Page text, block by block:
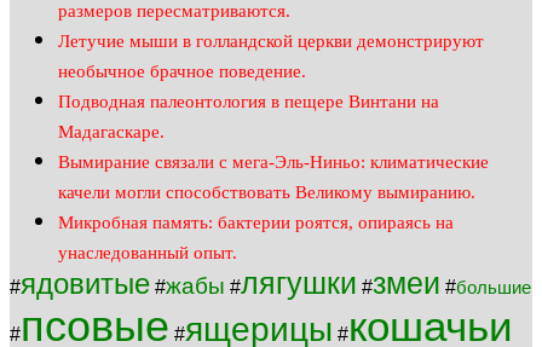
размеров пересматриваются.
Летучие мыши в голландской церкви демонстрируют
необычное брачное поведение.
Подводная палеонтология в пещере Винтани на
Мадагаскаре.
Вымирание связали с мега-Эль-Ниньо: климатические
качели могли способствовать Великому вымиранию.
Микробная память: бактерии роятся, опираясь на
унаследованный опыт.
#ядовитые #жабы #лягушки #змеи #большие
#псовые #ящерицы #кошачьи